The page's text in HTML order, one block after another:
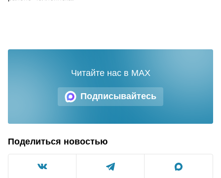
Подписывайтесь
Читайте нас в MAX
Поделиться новостью